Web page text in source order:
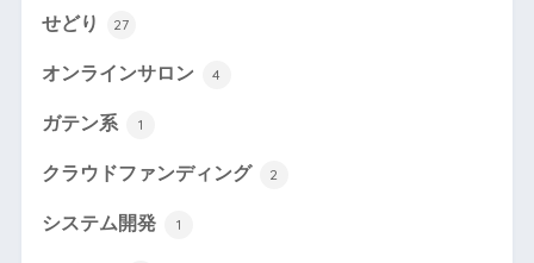
せどり 27
オンラインサロン 4
ガテン系 1
クラウドファンディング 2
システム開発 1